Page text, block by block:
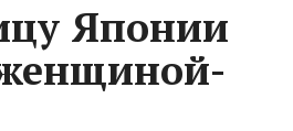
Японии